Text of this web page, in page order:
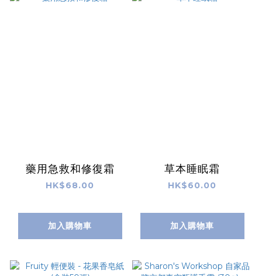
藥用急救和修復霜
HK$68.00
加入購物車
草本睡眠霜
HK$60.00
加入購物車